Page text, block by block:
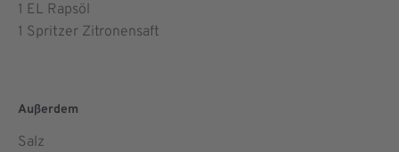
1 EL Rapsöl
1 Spritzer Zitronensaft
Außerdem
Salz